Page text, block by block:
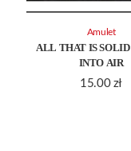
ALL THAT IS
INTO AIR
15.00 zł
Amulet